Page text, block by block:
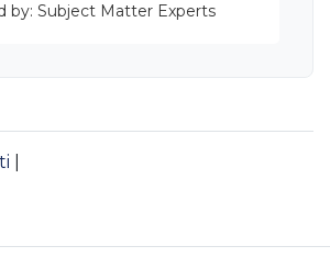
by: Subject Matter Experts